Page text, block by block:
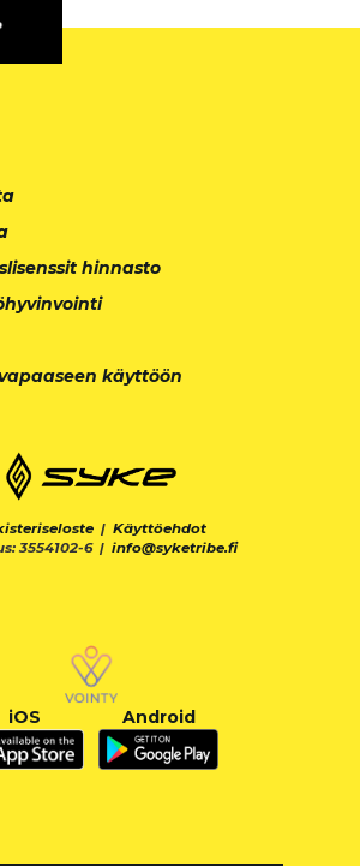
hinnasto
käyttöön
| Käyttöehdot
3554102-6 | info@syketribe.fi
iOS Android